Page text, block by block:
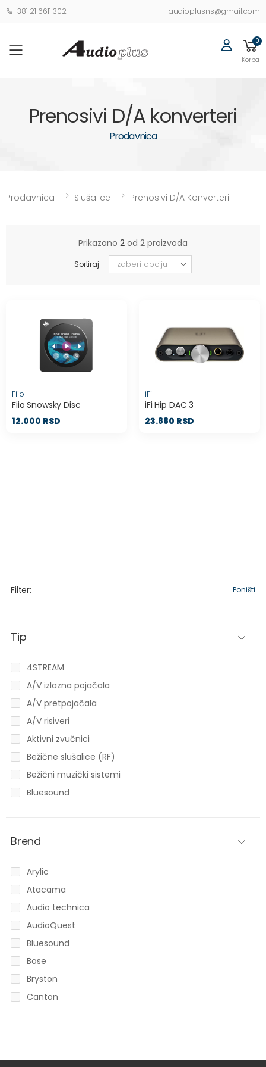
+381 21 6611 302 audioplusns@gmail.com
0
Korpa
Prenosivi D/A konverteri
Prodavnica
Prodavnica Slušalice Prenosivi D/A Konverteri
Prikazano 2 od 2 proizvoda
Sortiraj
Fiio
Fiio Snowsky Disc
12.000 RSD
iFi
iFi Hip DAC 3
23.880 RSD
Filter: Poništi
Tip
4STREAM
A/V izlazna pojačala
A/V pretpojačala
A/V risiveri
Aktivni zvučnici
Bežične slušalice (RF)
Bežični muzički sistemi
Bluesound
Bluetooth slušalice
HI FI slušalice
Brend
Arylic
Atacama
Audio technica
AudioQuest
Bluesound
Bose
Bryston
Canton